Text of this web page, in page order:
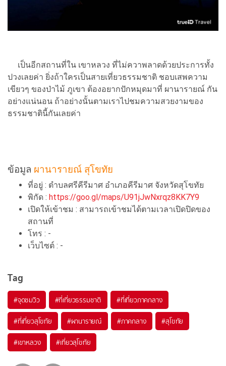
เป็นอีกสถานที่ใน เขาหลวง ที่ไม่ควาพลาดด้วยประการทั้ง
ปวงเลยค่า ยิ่งถ้าใครเป็นสายเที่ยวธรรมชาติ ชอบเสพความ
เขียวๆ ของป่าไม้ ภูเขา ต้องอยากปักหมุดมาที่ ผานารายณ์ กัน
อย่างแน่นอน ถ้าอย่างนั้นตามเราไปชมความสวยงามของ
ธรรมชาตินี้กันเลยค่า
ข้อมูล ผานารายณ์ สุโขทัย
ที่อยู่ : ตำบลศรีคีรีมาศ อำเภอคีรีมาศ จังหวัดสุโขทัย
พิกัด : https://goo.gl/maps/U91jJwNxrqz8KK7Y9
เปิดให้เข้าชม : สามารถเข้าชมได้ตามเวลาเปิดปิดของ
สถานที่
โทร : -
เว็บไซต์ : -
Tag
#จุดชมวิว #ที่เที่ยวธรรมชาติ #ที่เที่ยวภาคกลาง
#ที่เที่ยวสุโขทัย #ผานารายณ์ #ภาคกลาง #สุโขทัย
#เขาหลวง #เที่ยวสุโขทัย